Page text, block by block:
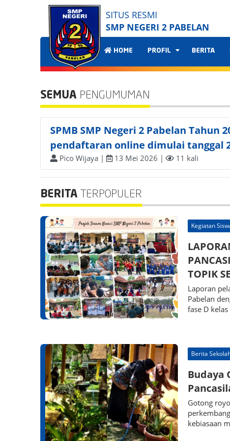
SITUS RESMI
SMP NEGERI 2 PABELAN
HOME PROFIL BERITA
SEMUA PENGUMUMAN
SPMB SMP Negeri 2 Pabelan Tahun
pendaftaran online dimulai tanggal
Pico Wijaya | 13 Mei 2026 | 11 kali
BERITA TERPOPULER
Kegiatan
TOPIK
Laporan
Pabelan
fase D
Berita
Budaya
Gotong
kebiasaan